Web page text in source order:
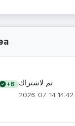
+6
2026-07-14 14:42